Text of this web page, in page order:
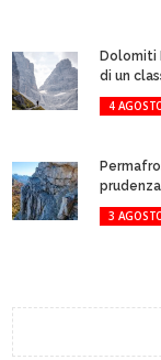
Dolomiti
di un
4
prudenza
3